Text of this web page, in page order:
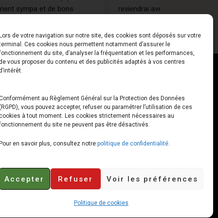
de votre navigation sur notre site, des cookies sont déposés sur votre
Ces cookies nous permettent notamment d’assurer le
du site, d’analyser la fréquentation et les performances,
vous proposer du contenu et des publicités adaptés à vos centres
au Règlement Général sur la Protection des Données
vous pouvez accepter, refuser ou paramétrer l’utilisation de ces
à tout moment. Les cookies strictement nécessaires au
du site ne peuvent pas être désactivés.
en savoir plus, consultez notre politique de confidentialité.
Accepter Refuser Voir les préférences
Politique de cookies
à
rendu à été rapide et l'instrument
petits oignons" par un luthier
extérieur, à la demande du
magasin, avec une action très
basse comme souhaité
feront chez vous.
matériel. Tout
je suis satisfait
des conseils
vendeurs. Je
loops.fr
Du Lundi au Vendredi
10h00 – 12h30 // 14h00 –
19h00
Le Samedi
18h00